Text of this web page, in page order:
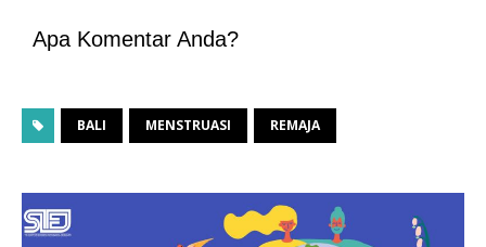
Apa Komentar Anda?
BALI MENSTRUASI REMAJA